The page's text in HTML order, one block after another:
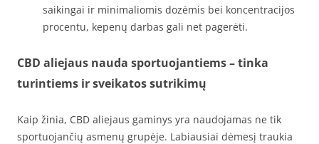
saikingai ir minimaliomis dozėmis bei koncentracijos
procentu, kepenų darbas gali net pagerėti.
CBD aliejaus nauda sportuojantiems – tinka
turintiems ir sveikatos sutrikimų
Kaip žinia, CBD aliejaus gaminys yra naudojamas ne tik
sportuojančių asmenų grupėje. Labiausiai dėmesį traukia